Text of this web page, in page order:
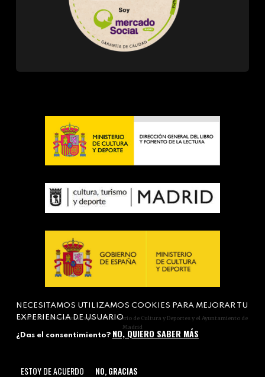
Actividad subvencionada por el Ministerio de Cultura y Deportes y el Ayuntamiento de
Madrid
NECESITAMOS UTILIZAMOS COOKIES PARA MEJORAR TU
EXPERIENCIA DE USUARIO
¿Das el consentimiento? NO, QUIERO SABER MÁS
ESTOY DE ACUERDO NO, GRACIAS